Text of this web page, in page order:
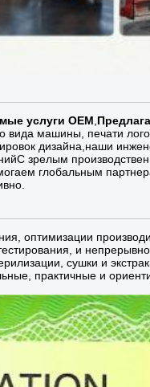
услуги OEM
вида машины, печати
дизайна,наши
зрелым
глобальным
оптимизации
и
сушки и
практичные и